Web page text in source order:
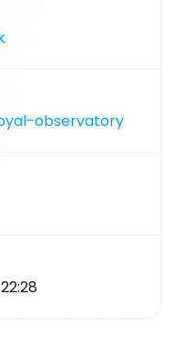
observatory